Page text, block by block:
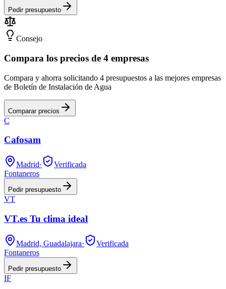
Pedir presupuesto
Consejo
Compara los precios de 4 empresas
Compara y ahorra solicitando 4 presupuestos a las mejores empresas
de Boletín de Instalación de Agua
Comparar precios
C
Cafosam
Madrid·
Verificada
Fontaneros
Pedir presupuesto
VT
VT.es Tu clima ideal
Madrid, Guadalajara·
Verificada
Fontaneros
Pedir presupuesto
IF